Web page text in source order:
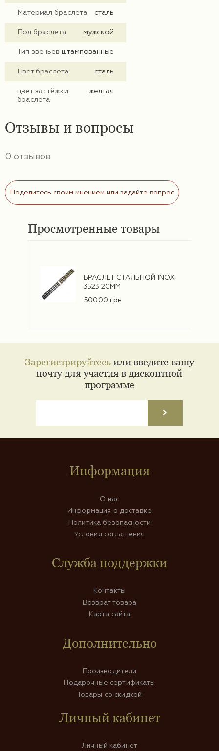
Материал браслета сталь
Пол браслета мужской
Тип звеньев штампованные
Цвет браслета сталь
цвет застёжки
браслета
желтая
Отзывы и вопросы
0 отзывов
Поделитесь своим мнением или задайте вопрос
Просмотренные товары
БРАСЛЕТ СТАЛЬНОЙ INOX
3523 20ММ
500.00 грн
Зарегистрируйтесьили введите вашу
почту для участия в дисконтной
программе
Информация
О нас
Информация о доставке
Политика безопасности
Условия соглашения
Служба поддержки
Контакты
Возврат товара
Карта сайта
Дополнительно
Производители
Подарочные сертификаты
Товары со скидкой
Личный кабинет
Личный кабинет